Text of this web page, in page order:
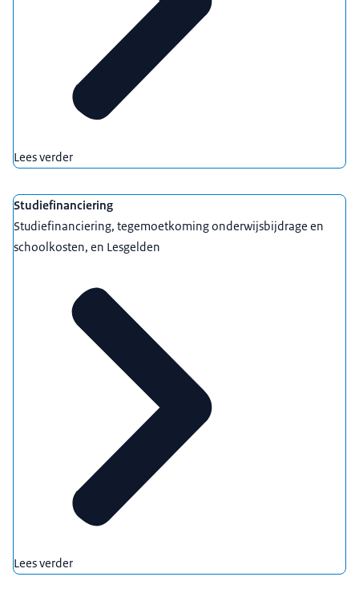
Lees verder
Studiefinanciering
Studiefinanciering, tegemoetkoming onderwijsbijdrage en
schoolkosten, en Lesgelden
Lees verder